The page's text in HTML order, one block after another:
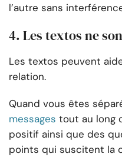
l’autre sans
4. Les textos ne
Les textos peuvent
relation.
Quand vous êtes
messages tout au long
positif ainsi que des
points qui suscitent la